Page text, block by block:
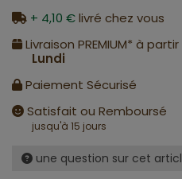
+ 4,10 €livré chez vous
Livraison PREMIUM* à
Lundi
Paiement Sécurisé
Satisfait ou Remboursé
jusqu'à 15 jours
une question sur cet